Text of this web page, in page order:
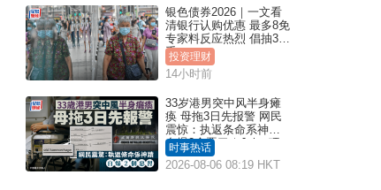
银色债券2026｜一文看
清银行认购优惠 最多8免
专家料反应热烈 倡抽30
手
投资理财
14小时前
33岁港男突中风半身瘫
痪 母拖3日先报警 网民
震惊：执返条命系神迹
自爆2个恶习｜Juicy叮
时事热话
2026-08-06 08:19 HKT